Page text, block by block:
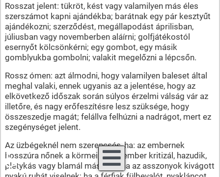
Rosszat jelent: tükröt, kést vagy valamilyen más éles
szerszámot kapni ajándékba; barátnak egy pár kesztyűt
ajándékozni; szerződést, megállapodást áprilisban,
júliusban vagy novemberben aláírni; golfjátékostól
esernyőt kölcsönkérni; egy gombot, egy másik
gomblyukba gombolni; valakit megelőzni a lépcsőn.
Rossz ómen: azt álmodni, hogy valamilyen baleset által
meghal valaki, ennek ugyanis az a jelentése, hogy az
elkövetkező időszak során súlyos érzelmi válság vár az
illetőre, és nagy erőfeszítésre lesz szüksége, hogy
összeszedje magát; felállva felhúzni a nadrágot, mert ez
szegénységet jelent.
Az üzbégeknél nem szerencsés, ha: az embernek
hosszúra nőnek a körmei; ha az ember kritizál, hazudik,
pletykás vagy blamál másokat; ha az asszonyok kivágott